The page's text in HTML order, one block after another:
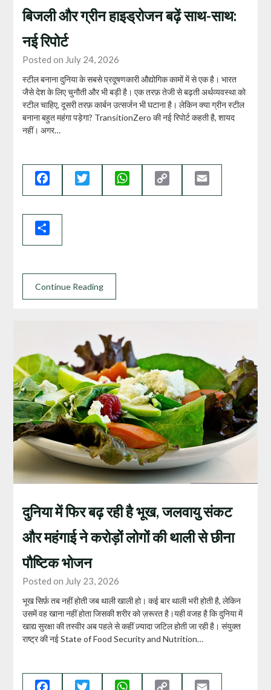
बिजली और ग्रीन हाइड्रोजन बढ़ें साथ-साथ:
नई रिपोर्ट
Posted on July 24, 2026
स्टील बनाना दुनिया के सबसे प्रदूषणकारी औद्योगिक कामों में से एक है। भारत
जैसे देश के लिए चुनौती और भी बड़ी है। एक तरफ़ तेजी से बढ़ती अर्थव्यवस्था को
स्टील चाहिए, दूसरी तरफ़ कार्बन उत्सर्जन भी घटाना है। लेकिन क्या ग्रीन स्टील
बनाना बहुत महंगा पड़ेगा? TransitionZero की नई रिपोर्ट कहती है, शायद
नहीं। अगर…
Facebook Twitter WhatsApp
Link
Continue Reading
दुनिया में फिर बढ़ रही है भूख, जलवायु संकट
और महंगाई ने करोड़ों लोगों की थाली से छीना
पौष्टिक भोजन
Posted on July 23, 2026
भूख सिर्फ़ तब नहीं होती जब थाली खाली हो। कई बार थाली भरी होती है, लेकिन
उसमें वह खाना नहीं होता जिसकी शरीर को ज़रूरत है।यही वजह है कि दुनिया में
खाद्य सुरक्षा की तस्वीर अब पहले से कहीं ज़्यादा जटिल होती जा रही है। संयुक्त
राष्ट्र की नई State of Food Security and Nutrition…
Facebook Twitter WhatsApp